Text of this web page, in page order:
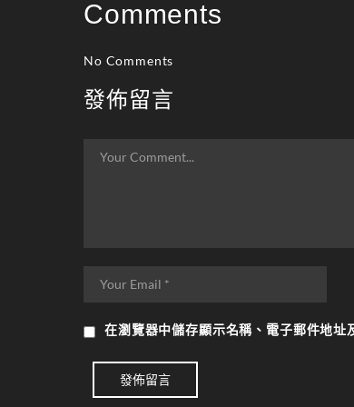
Comments
No Comments
發佈留言
在瀏覽器中儲存顯示名稱、電子郵件地址
發佈留言